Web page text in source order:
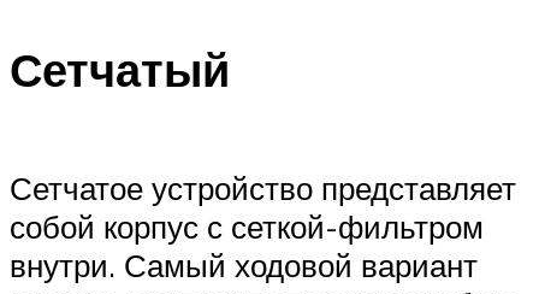
Сетчатый
Сетчатое устройство представляет
собой корпус с сеткой-фильтром
внутри. Самый ходовой вариант